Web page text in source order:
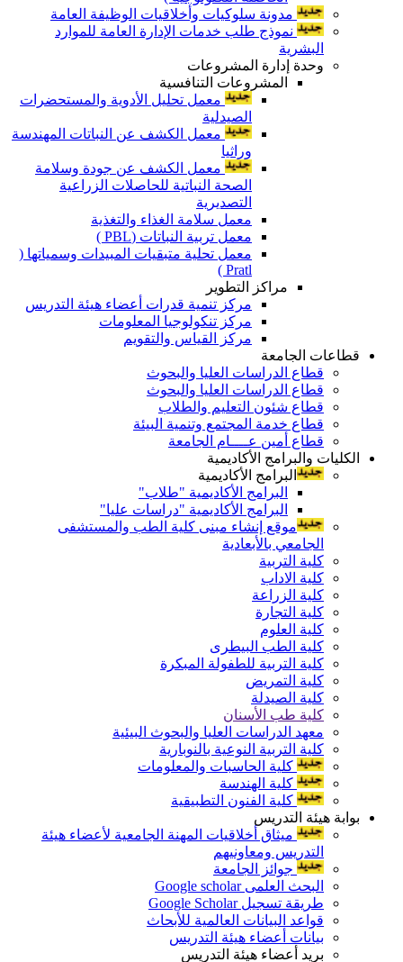
مدونة سلوكيات وأخلاقيات الوظيفة العامة
نموذج طلب خدمات الإدارة العامة للموارد
البشرية
وحدة إدارة المشروعات
المشروعات التنافسية
معمل تحليل الأدوية والمستحضرات
الصيدلية
معمل الكشف عن النباتات المهندسة
وراثيا
معمل الكشف عن جودة وسلامة
الصحة النباتية للحاصلات الزراعية
التصديرية
معمل سلامة الغذاء والتغذية
معمل تربية النباتات (PBL )
معمل تحلية متبقيات المبيدات وسمياتها (
Pratl )
مراكز التطوير
مركز تنمية قدرات أعضاء هيئة التدريس
مركز تنكولوجيا المعلومات
مركز القياس والتقويم
قطاعات الجامعة
قطاع الدراسات العليا والبحوث
قطاع الدراسات العليا والبحوث
قطاع شئون التعليم والطلاب
قطاع خدمة المجتمع وتنمية البيئة
قطاع أمين عــــام الجامعة
الكليات والبرامج الأكاديمية
البرامج الأكاديمية
البرامج الأكاديمية "طلاب"
البرامج الأكاديمية "دراسات عليا"
موقع إنشاء مبنى كلية الطب والمستشفى
الجامعي بالأبعادية
كلية التربية
كلية الاداب
كلية الزراعة
كلية التجارة
كلية العلوم
كلية الطب البيطرى
كلية التربية للطفولة المبكرة
كلية التمريض
كلية الصيدلة
كلية طب الأسنان
معهد الدراسات العليا والبحوث البيئية
كلية التربية النوعية بالنوبارية
كلية الحاسبات والمعلومات
كلية الهندسة
كلية الفنون التطبيقية
بوابة هيئة التدريس
ميثاق أخلاقيات المهنة الجامعية لأعضاء هيئة
التدريس ومعاونيهم
جوائز الجامعة
البحث العلمى Google scholar
طريقة تسجيل Google Scholar
قواعد البيانات العالمية للأبحاث
بيانات أعضاء هيئة التدريس
بريد أعضاء هيئة التدريس